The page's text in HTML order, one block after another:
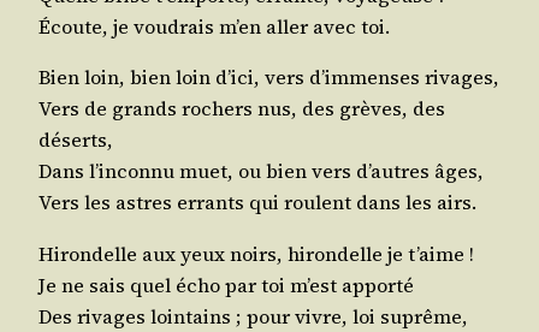
Écoute, je vou­drais m’en aller avec toi.
Bien loin, bien loin d’i­ci, vers d’im­menses rivages,
Vers de grands rochers nus, des grèves, des
déserts,
Dans l’in­con­nu muet, ou bien vers d’autres âges,
Vers les astres errants qui roulent dans les airs.
Hiron­delle aux yeux noirs, hiron­delle je t’aime !
Je ne sais quel écho par toi m’est apporté
Des rivages loin­tains ; pour vivre, loi suprême,